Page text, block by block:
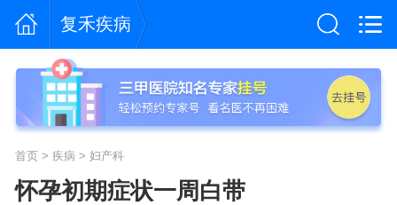
复禾疾病
首页> 疾病 > 妇产科
怀孕初期症状一周白带